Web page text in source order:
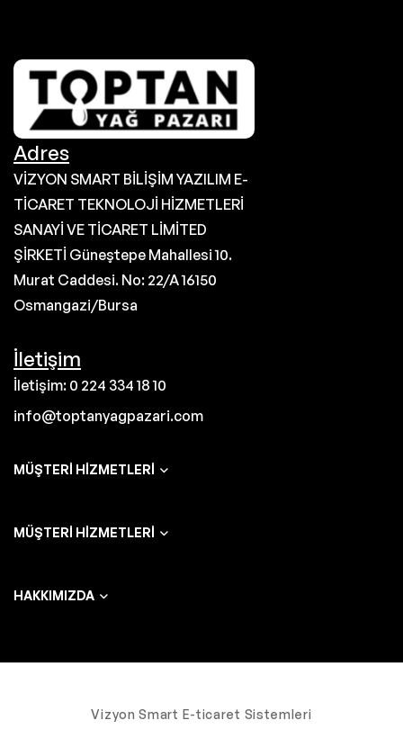
Adres
VİZYON SMART BİLİŞİM YAZILIM E-
TİCARET TEKNOLOJİ HİZMETLERİ
SANAYİ VE TİCARET LİMİTED
ŞİRKETİ Güneştepe Mahallesi 10.
Murat Caddesi. No: 22/A 16150
Osmangazi/Bursa
İletişim
İletişim: 0 224 334 18 10
info@toptanyagpazari.com
MÜŞTERI HIZMETLERI
MÜŞTERI HIZMETLERI
HAKKIMIZDA
Vizyon Smart E-ticaret Sistemleri